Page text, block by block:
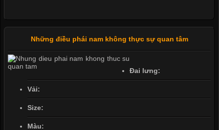
Những điều phái nam không thực sự quan tâm
Đai lưng:
Vải:
Size:
Màu: